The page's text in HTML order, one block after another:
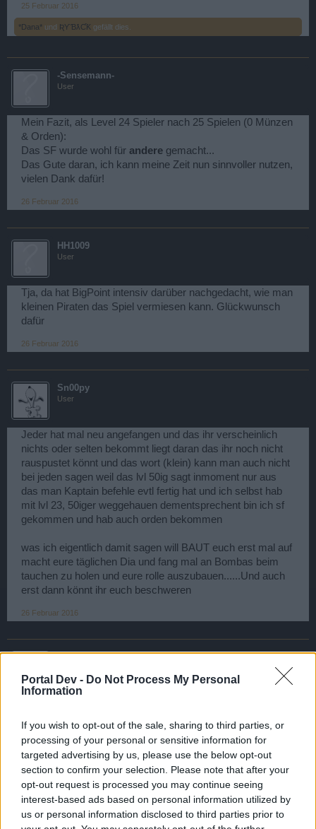
Portal Dev - Do Not Process My Personal
Information
If you wish to opt-out of the sale, sharing to third parties, or
processing of your personal or sensitive information for
targeted advertising by us, please use the below opt-out
section to confirm your selection. Please note that after your
opt-out request is processed you may continue seeing
interest-based ads based on personal information utilized by
us or personal information disclosed to third parties prior to
25 Februar 2016
*Dana* und ƦƳƁƛƇƘ gefällt dies.
-Sensemann-
User
Mein Fazit, als Level 24 Spieler nach 25 Spielen (0 Münzen
& Orden):
Das SF wurde wohl für andere gemacht...
Das Gute daran, ich kann meine Zeit nun sinnvoller nutzen,
vielen Dank dafür!
26 Februar 2016
HH1009
User
Tja, da hat BigPoint intensiv darüber nachgedacht, wie man
kleinen Piraten das Spiel vermiesen kann. Glückwunsch
dafür
26 Februar 2016
Sn00py
User
Jeder hat mal neu angefangen und das ihr verscheinlich
nichts oder selten bekommt liegt daran das ihr noch nicht
rauspustet könnt und das wort (klein) kann man auch nicht
bei jeden sagen weil das lvl 50ig sagt inmoment nur aus
das man Kaptain befehle evtl fertig hat und ich selbst hab
mit lvl 23, 50iger weggehauen dementsprechent bin ich sf
gekommen und hab auch orden bekommen
was ich eigentlich damit sagen will BAUT euch erst mal auf
macht eure täglichen Dia und fang mal an Bombas beim
tauchen zu holen und eure rolle auszubauen......Und auch
erst dann könnt ihr euch beschweren
26 Februar 2016
Frohesfest
Bock mehr wenn meine Arbeit nur kritisiert wird und so
einfach wie sich einige das vorstellen ist es sicher nicht
was denkt ihr wieso das nicht jeder macht bzw kann? denkt
mal drüber nach
@-Fear-mag jetzt nix kritisieren sondern nur den
Vorschlag bringen die 5,10,15, sek und so weiter